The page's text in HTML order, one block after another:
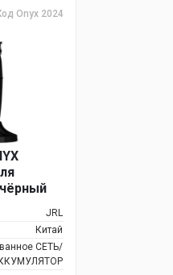
Onyx 2024
JRL
Китай
СЕТЬ/